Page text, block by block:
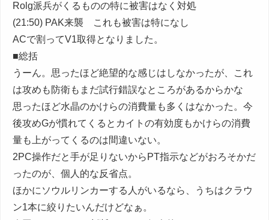
Rolg派兵がくるものの特に被害はなく対処
(21:50) PAK来襲 これも被害は特になし
ACで割ってV1取得となりました。
■総括
うーん。思ったほど絶望的な感じはしなかったが、これ
は攻めも防衛もまだ試行錯誤なところがあるからかな
思ったほど水晶のかけらの消費量も多くはなかった。今
後攻めGが慣れてくるとカイトの有効度もかけらの消費
量も上がってくるのは間違いない。
2PC操作だと手が足りないからPT指示などがおろそかだ
ったのが、個人的な反省点。
ほかにソウルリンカーする人がいるなら、うちはクラウ
ン1本に絞りたいんだけどなぁ。